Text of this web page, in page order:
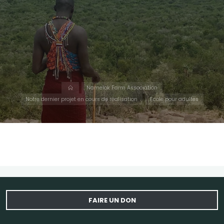
AccueilNamelok Farm Association
Notre dernier projet en cours de réalisation
Ecole pour adultes
FAIRE UN DON